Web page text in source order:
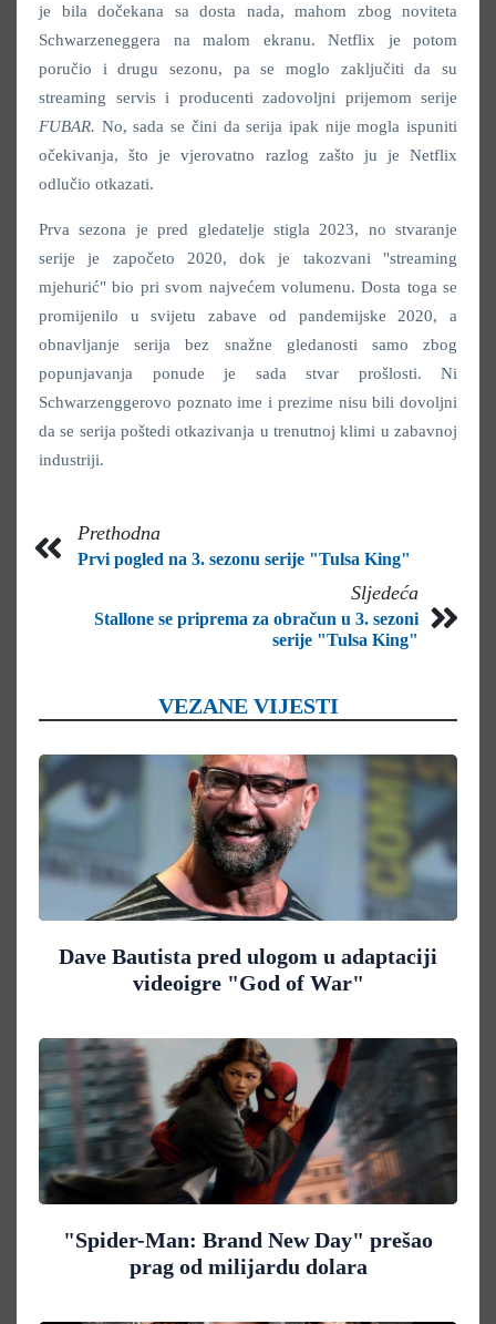
je bila dočekana sa dosta nada, mahom zbog noviteta
Schwarzeneggera na malom ekranu. Netflix je potom
poručio i drugu sezonu, pa se moglo zaključiti da su
streaming servis i producenti zadovoljni prijemom serije
FUBAR. No, sada se čini da serija ipak nije mogla ispuniti
očekivanja, što je vjerovatno razlog zašto ju je Netflix
odlučio otkazati.
Prva sezona je pred gledatelje stigla 2023, no stvaranje
serije je započeto 2020, dok je takozvani "streaming
mjehurić" bio pri svom najvećem volumenu. Dosta toga se
promijenilo u svijetu zabave od pandemijske 2020, a
obnavljanje serija bez snažne gledanosti samo zbog
popunjavanja ponude je sada stvar prošlosti. Ni
Schwarzenggerovo poznato ime i prezime nisu bili dovoljni
da se serija poštedi otkazivanja u trenutnoj klimi u zabavnoj
industriji.
Prethodna
Prvi pogled na 3. sezonu serije "Tulsa King"
Sljedeća
Stallone se priprema za obračun u 3. sezoni
serije "Tulsa King"
VEZANE VIJESTI
Dave Bautista pred ulogom u adaptaciji
videoigre "God of War"
"Spider-Man: Brand New Day" prešao
prag od milijardu dolara